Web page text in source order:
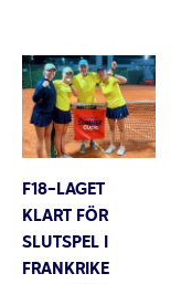
F18-LAGET
KLART FÖR
SLUTSPEL I
FRANKRIKE